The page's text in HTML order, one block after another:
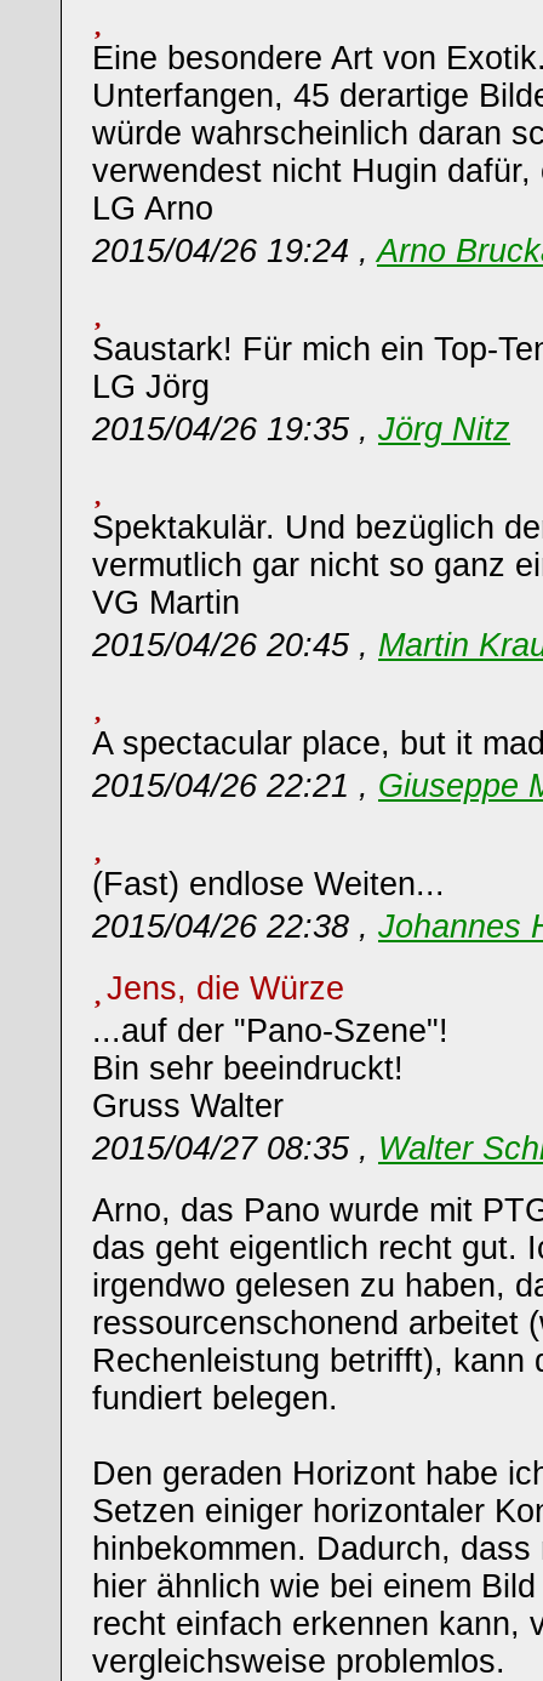
Eine besondere Art von
Unterfangen, 45 derartige
würde wahrscheinlich daran
verwendest nicht Hugin
LG Arno
2015/04/26 19:24 ,Arno
Saustark! Für mich ein Top-
LG Jörg
2015/04/26 19:35 , Jörg Nitz
Spektakulär. Und bezüglich
vermutlich gar nicht so ganz
VG Martin
2015/04/26 20:45 , Martin
A spectacular place, but it
2015/04/26 22:21 , Giuseppe
(Fast) endlose Weiten...
2015/04/26 22:38 , Johannes
Jens, die Würze
...auf der "Pano-Szene"!
Bin sehr beeindruckt!
Gruss Walter
2015/04/27 08:35 , Walter
Arno, das Pano wurde mit
das geht eigentlich recht gut.
irgendwo gelesen zu haben,
ressourcenschonend arbeitet
Rechenleistung betrifft), kann
fundiert belegen.
Den geraden Horizont habe
Setzen einiger horizontaler
hinbekommen. Dadurch,
hier ähnlich wie bei einem
recht einfach erkennen kann,
vergleichsweise problemlos.